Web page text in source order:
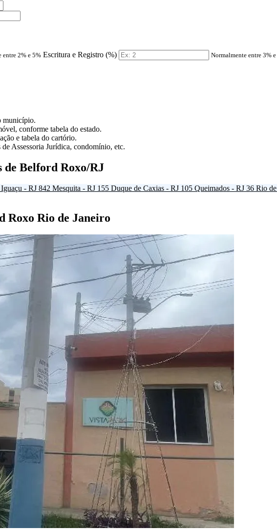
entre 2% e 5% Escritura e Registro (%) Normalmente entre 3%
município.
conforme tabela do estado.
e tabela do cartório.
Assessoria Jurídica, condomínio, etc.
de Belford Roxo/RJ
- RJ 842 Mesquita - RJ 155 Duque de Caxias - RJ 105 Queimados - RJ 36 Rio
Roxo Rio de Janeiro